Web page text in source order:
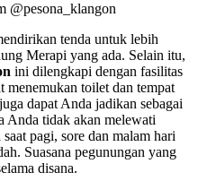
@pesona_klangon
tenda untuk lebih
Merapi yang ada. Selain itu,
ini dilengkapi dengan fasilitas
menemukan toilet dan tempat
dapat Anda jadikan sebagai
Anda tidak akan melewati
pagi, sore dan malam hari
Suasana pegunungan yang
disana.